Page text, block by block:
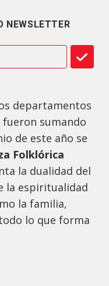
NEWSLETTER
departamentos
sumando
de este año se
Folklórica
la dualidad del
la espiritualidad
la familia,
lo que forma